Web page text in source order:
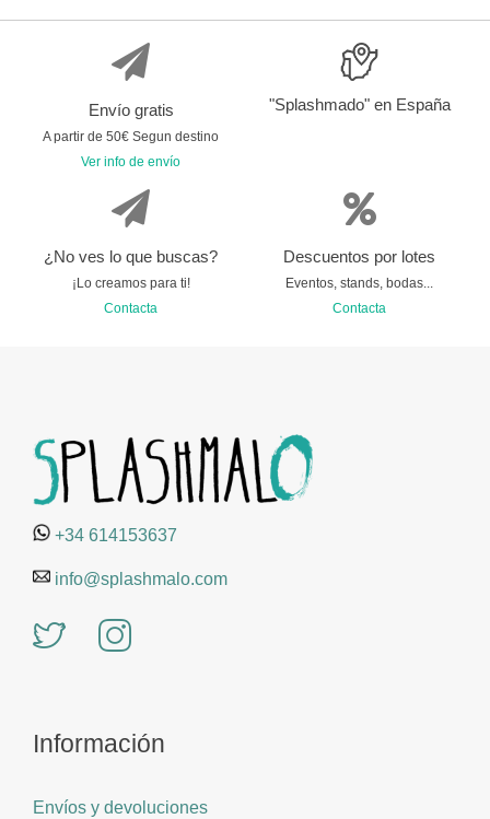
Envío gratis
A partir de 50€ Segun destino
Ver info de envío
"Splashmado" en España
¿No ves lo que buscas?
¡Lo creamos para ti!
Contacta
Descuentos por lotes
Eventos, stands, bodas...
Contacta
+34 614153637
info@splashmalo.com
Información
Envíos y devoluciones